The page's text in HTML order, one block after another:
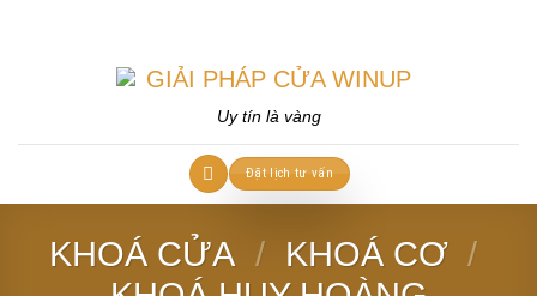
Uy tín là vàng
Đặt lịch tư vấn
KHOÁ CỬA / KHOÁ CƠ /